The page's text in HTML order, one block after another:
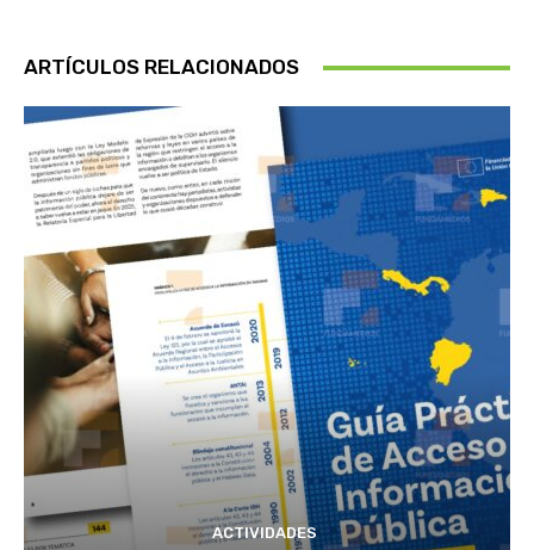
ARTÍCULOS RELACIONADOS
ACTIVIDADES